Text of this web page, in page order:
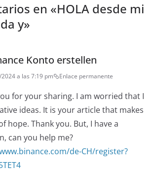
en «HOLA desde mi
y»
Konto erstellen
a las 7:19 pm Enlace permanente
for your sharing. I am worried that I
ideas. It is your article that makes
hope. Thank you. But, I have a
can you help me?
de-CH/register?